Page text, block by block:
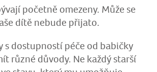
početně omezeny. Může se
dítě nebude přijato.
s dostupností péče od babičky
různé důvody. Ne každý starší